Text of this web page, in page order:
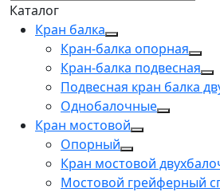
Каталог
Кран балка
Кран-балка опорная
Кран-балка подвесная
Подвесная кран балка
Однобалочные
Кран мостовой
Опорный
Кран мостовой
Мостовой грейферный